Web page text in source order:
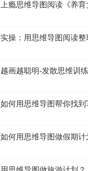
瘾思维导图阅读《养育
操：用思维导图阅读整
画越聪明-发散思维训练
何用思维导图做假期计